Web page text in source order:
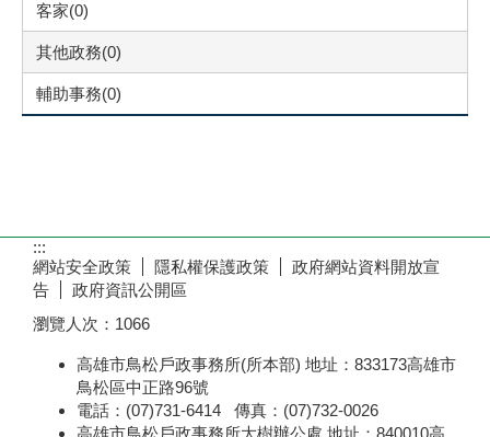
客家(0)
其他政務(0)
輔助事務(0)
:::
網站安全政策
隱私權保護政策
政府網站資料開放宣
告
政府資訊公開區
瀏覽人次： 1066
高雄市鳥松戶政事務所(所本部) 地址：833173高雄市
鳥松區中正路96號
電話：(07)731-6414 傳真：(07)732-0026